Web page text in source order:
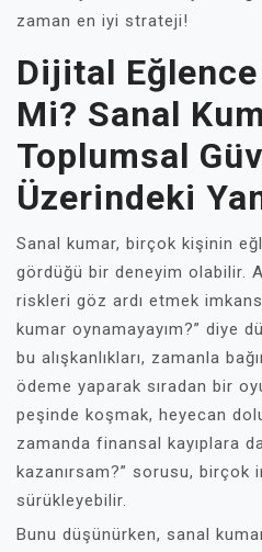
zaman en iyi strateji!
Dijital
Mi? Sanal
Toplumsal
Üzerindeki
Sanal kumar, birçok kişinin
gördüğü bir deneyim olabilir.
riskleri göz ardı etmek
kumar oynamayayım?” diye
bu alışkanlıkları, zamanla
ödeme yaparak sıradan bir
peşinde koşmak, heyecan
zamanda finansal kayıplara
kazanırsam?” sorusu, birçok
sürükleyebilir.
Bunu düşünürken, sanal